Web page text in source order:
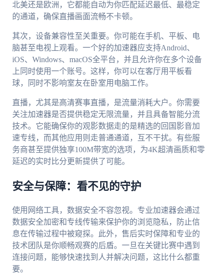
北美还是欧洲，它都能自动为你匹配延迟最低、最稳定
的通道，确保直播画面流畅不卡顿。
其次，设备兼容性至关重要。你可能在手机、平板、电
脑甚至电视上观看。一个好的加速器应支持Android、
iOS、Windows、macOS全平台，并且允许你在多个设备
上同时使用一个账号。这样，你可以在客厅用平板看
球，同时不影响室友在卧室用电脑工作。
直播，尤其是高清赛事直播，是流量消耗大户。你需要
关注加速器是否提供稳定无限流量，并且具备智能分流
技术。它能确保你的观影数据走的是精选的回国影音加
速专线，而其他应用则走普通通道，互不干扰。有些服
务商甚至提供独享100M带宽的选项，为4K超清画质和零
延迟的实时比分更新提供了可能。
安全与保障：看不见的守护
使用网络工具，数据安全不容忽视。专业加速器会通过
数据安全加密和专线传输来保护你的浏览隐私，防止信
息在传输过程中被窥探。此外，售后实时保障和专业的
技术团队是你顺畅观赛的后盾。一旦在关键比赛中遇到
连接问题，能够快速找到人并解决问题，这比什么都重
要。